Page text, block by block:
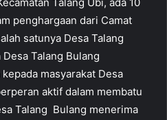
penghargaan dari Camat
satunya Desa Talang
Talang Bulang
masyarakat Desa
aktif dalam membatu
Talang Bulang menerima